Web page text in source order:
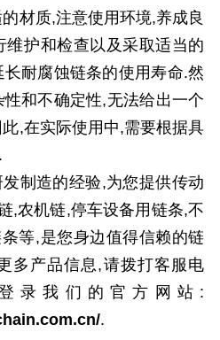
材质,注意使用环境,养成良
护和检查以及采取适当的
耐腐蚀链条的使用寿命.然
和不确定性,无法给出一个
,在实际使用中,需要根据具
制造的经验,为您提供传动
,农机链,停车设备用链条,不
等,是您身边值得信赖的链
多产品信息,请拨打客服电
登录我们的官方网站:
.